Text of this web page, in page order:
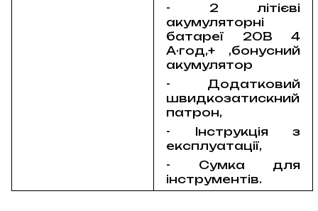
- 2 літієві
акумуляторні
батареї 20В 4
А·год,+ ,бонусний
акумулятор
- Додатковий
швидкозатискний
патрон,
- Інструкція з
експлуатації,
- Сумка для
інструментів.